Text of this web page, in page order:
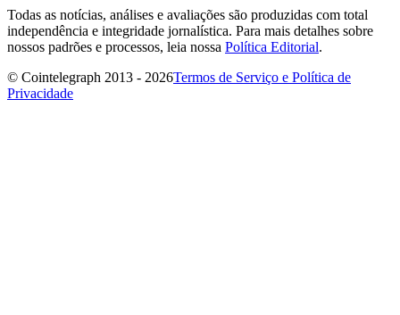
Todas as notícias, análises e avaliações são produzidas com total
independência e integridade jornalística. Para mais detalhes sobre
nossos padrões e processos, leia nossa Política Editorial.
© Cointelegraph 2013 - 2026Termos de Serviço e Política de
Privacidade